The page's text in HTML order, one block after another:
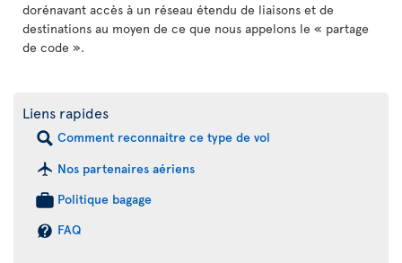
dorénavant accès à un réseau étendu de liaisons et de
destinations au moyen de ce que nous appelons le « partage
de code ».
Liens rapides
Comment reconnaitre ce type de vol
Nos partenaires aériens
Politique bagage
FAQ